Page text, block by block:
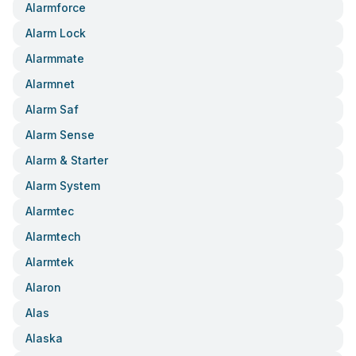
Alarmforce
Alarm Lock
Alarmmate
Alarmnet
Alarm Saf
Alarm Sense
Alarm & Starter
Alarm System
Alarmtec
Alarmtech
Alarmtek
Alaron
Alas
Alaska